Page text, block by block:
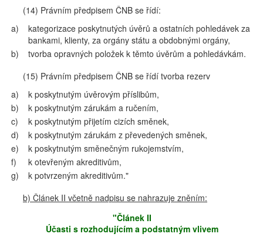
(14) Právním předpisem ČNB se řídí:
a)
kategorizace poskytnutých úvěrů a ostatních pohledávek za
bankami, klienty, za orgány státu a obdobnými orgány,
b)
tvorba opravných položek k těmto úvěrům a pohledávkám.
(15) Právním předpisem ČNB se řídí tvorba rezerv
a)
k poskytnutým úvěrovým příslibům,
b)
k poskytnutým zárukám a ručením,
c)
k poskytnutým přijetím cizích směnek,
d)
k poskytnutým zárukám z převedených směnek,
e)
k poskytnutým směnečným rukojemstvím,
f)
k otevřeným akreditivům,
g)
k potvrzeným akreditivům."
b) Článek II včetně nadpisu se nahrazuje zněním:
"Článek II
Účasti s rozhodujícím a podstatným vlivem